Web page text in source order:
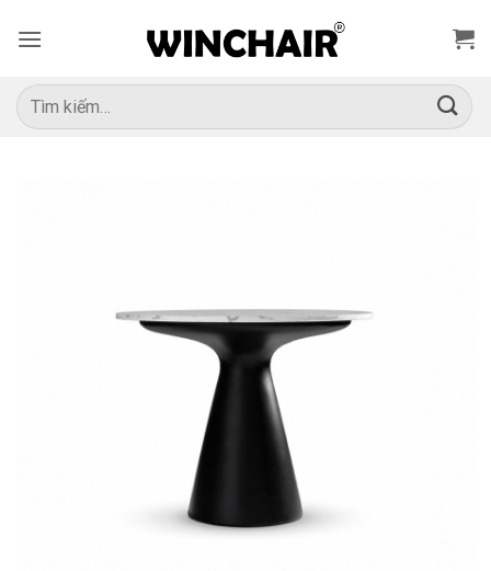
qua
dung
Tìm
kiếm: